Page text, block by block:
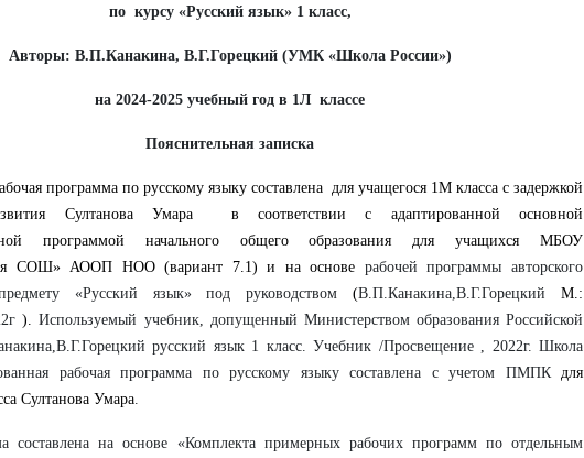
по курсу «Русский язык» 1 класс,
Авторы: В.П.Канакина, В.Г.Горецкий (УМК «Школа России»)
на 2024-2025 учебный год в 1Л классе
Пояснительная записка
программа по русскому языку составлена для учащегося 1М класса с задержкой
Султанова Умара
в соответствии с адаптированной основной
программой начального общего образования для учащихся МБОУ
СОШ» АООП НОО (вариант 7.1) и на основе рабочей программы авторского
«Русский язык» под руководством(В.П.Канакина,В.Г.Горецкий М.:
). Используемый учебник, допущенный Министерством образования Российской
русский язык 1 класс. Учебник /Просвещение , 2022г. Школа
рабочая программа по русскому языку составлена с учетом ПМПК для
Султанова Умара.
составлена на основе «Комплекта примерных рабочих программ по отдельным